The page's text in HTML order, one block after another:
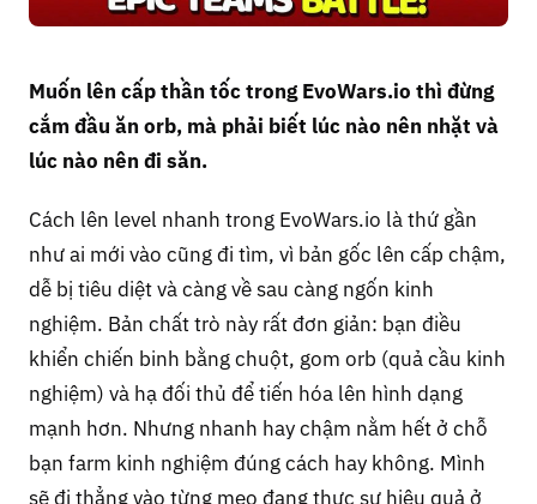
Muốn lên cấp thần tốc trong EvoWars.io thì đừng
cắm đầu ăn orb, mà phải biết lúc nào nên nhặt và
lúc nào nên đi săn.
Cách lên level nhanh trong EvoWars.io là thứ gần
như ai mới vào cũng đi tìm, vì bản gốc lên cấp chậm,
dễ bị tiêu diệt và càng về sau càng ngốn kinh
nghiệm. Bản chất trò này rất đơn giản: bạn điều
khiển chiến binh bằng chuột, gom orb (quả cầu kinh
nghiệm) và hạ đối thủ để tiến hóa lên hình dạng
mạnh hơn. Nhưng nhanh hay chậm nằm hết ở chỗ
bạn farm kinh nghiệm đúng cách hay không. Mình
sẽ đi thẳng vào từng mẹo đang thực sự hiệu quả ở